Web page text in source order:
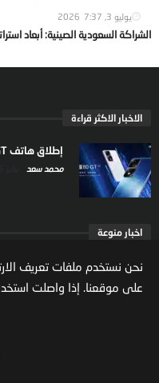
يوليو 3, 2026 7:37
الشراكة السعودية الصينية: أبعاد
الاخبار الاكثر قراءة
إطلاق هاتف Honor 80 GT وجهاز لوحي جديد
محمد سعد
اخبار منوعة
ارتفاع ملكية
مال واعمال
نحن نستخدم ملفات تعريف
على موقعنا. إذا واصلت